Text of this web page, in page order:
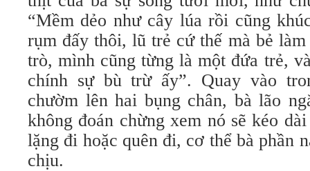
“Mềm dẻo như cây lúa rồi cũng
rụm đấy thôi, lũ trẻ cứ thế mà bẻ
trò, mình cũng từng là một đứa trẻ,
chính sự bù trừ ấy”. Quay vào
chườm lên hai bụng chân, bà lão
không đoán chừng xem nó sẽ kéo
lặng đi hoặc quên đi, cơ thể bà phần
chịu.